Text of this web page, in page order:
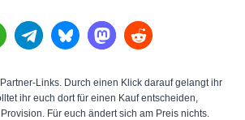
Links. Durch einen Klick darauf gelangt ihr
ihr euch dort für einen Kauf entscheiden,
Für euch ändert sich am Preis nichts.